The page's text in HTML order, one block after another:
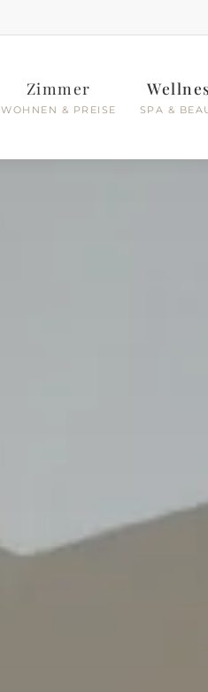
Zimmer
WOHNEN & PREISE SPA &